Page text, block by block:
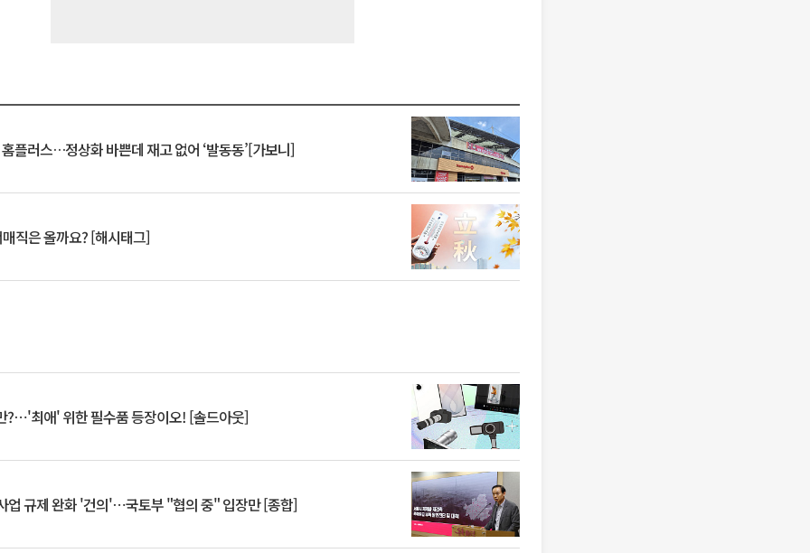
플러스…정상화 바쁜데 재고 없어 ‘발동동’[가보니]
직은 올까요? [해시태그]
?⋯'최애' 위한 필수품 등장이오! [솔드아웃]
업 규제 완화 '건의'⋯국토부 "협의 중" 입장만 [종합]